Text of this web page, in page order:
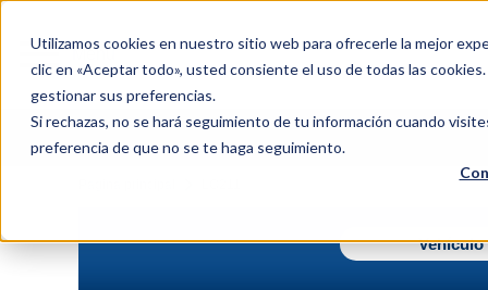
Utilizamos cookies en nuestro sitio web para ofrecerle la mejor
clic en «Aceptar todo», usted consiente el uso de todas las
gestionar sus preferencias.
Si rechazas, no se hará seguimiento de tu información cuando
preferencia de que no se te haga seguimiento.
menu Menu
Vehículo